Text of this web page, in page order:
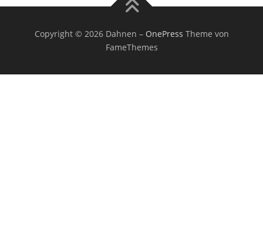
Copyright © 2026 Dahnen – OnePress Theme von
FameThemes